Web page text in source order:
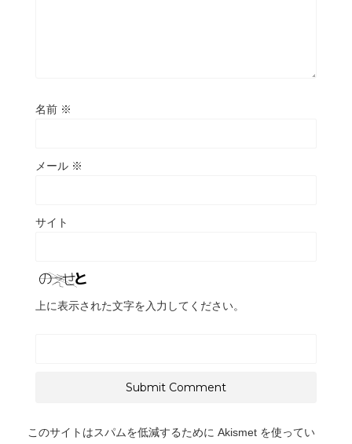
名前 ※
メール ※
サイト
上に表示された文字を入力してください。
このサイトはスパムを低減するために Akismet を使ってい